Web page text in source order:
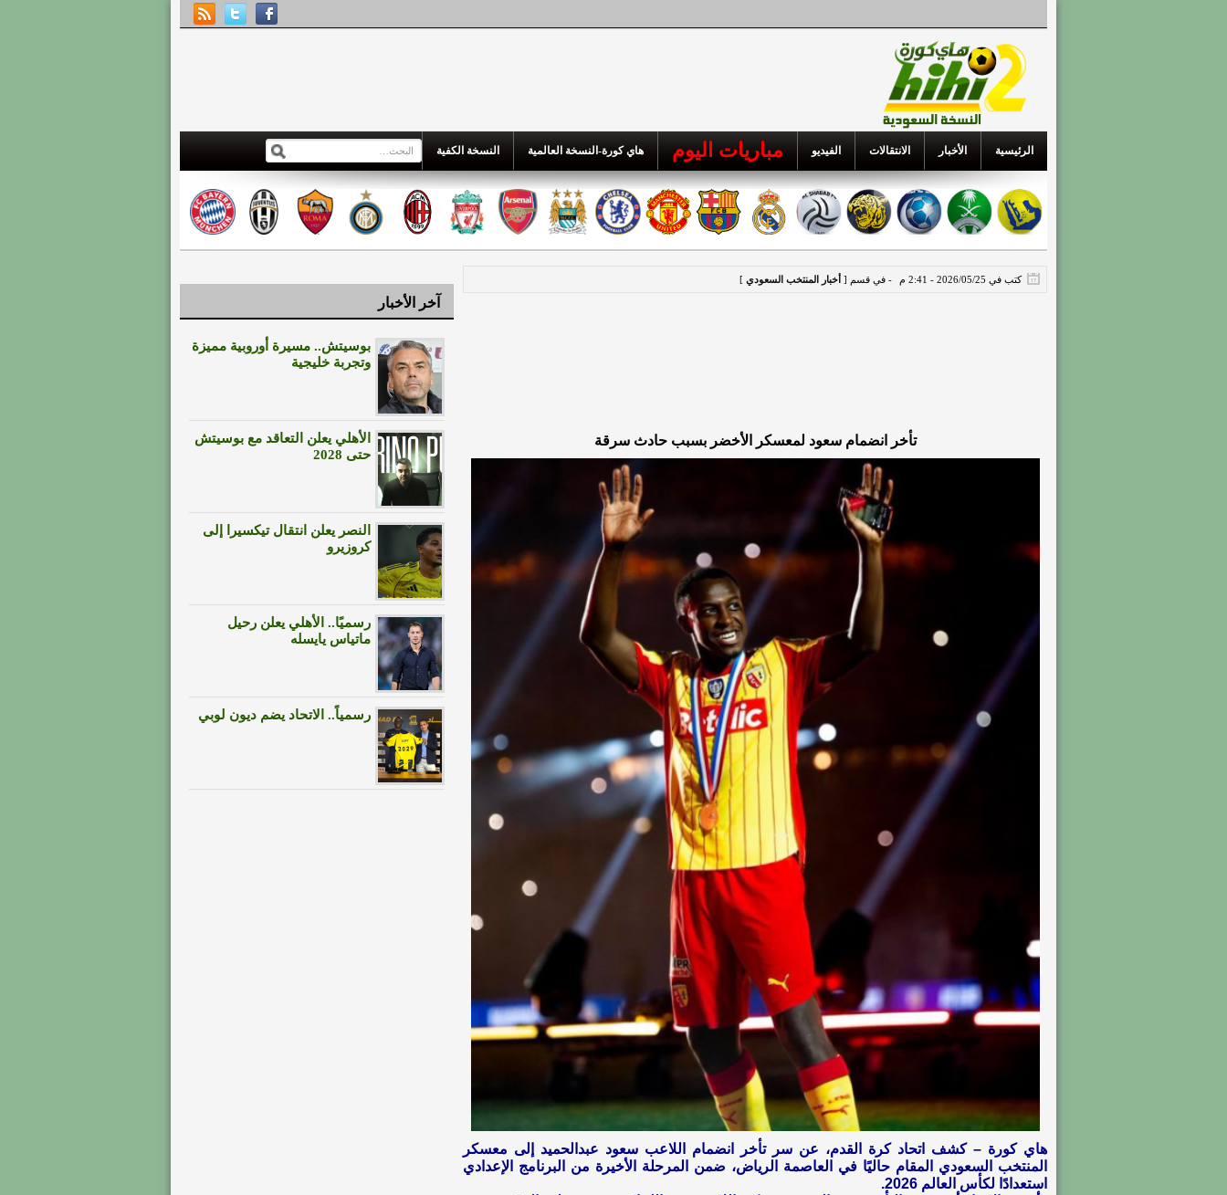
الرئيسية الأخبار الانتقالات الفيديو مباريات اليوم هاي كورة-النسخة العالمية النسخة الكفية
كتب في 2026/05/25 - 2:41 م - في قسم [ أخبار المنتخب السعودي ]
تأخر انضمام سعود لمعسكر الأخضر بسبب حادث سرقة
هاي كورة – كشف اتحاد كرة القدم، عن سر تأخر انضمام اللاعب سعود عبدالحميد إلى معسكر
المنتخب السعودي المقام حاليًا في العاصمة الرياض، ضمن المرحلة الأخيرة من البرنامج الإعدادي
استعدادًا لكأس العالم 2026.
آخر الأخبار
بوسيتش.. مسيرة أوروبية مميزة
وتجربة خليجية
الأهلي يعلن التعاقد مع بوسيتش
حتى 2028
النصر يعلن انتقال تيكسيرا إلى
كروزيرو
رسميًا.. الأهلي يعلن رحيل
ماتياس يايسله
رسمياً.. الاتحاد يضم ديون لوبي